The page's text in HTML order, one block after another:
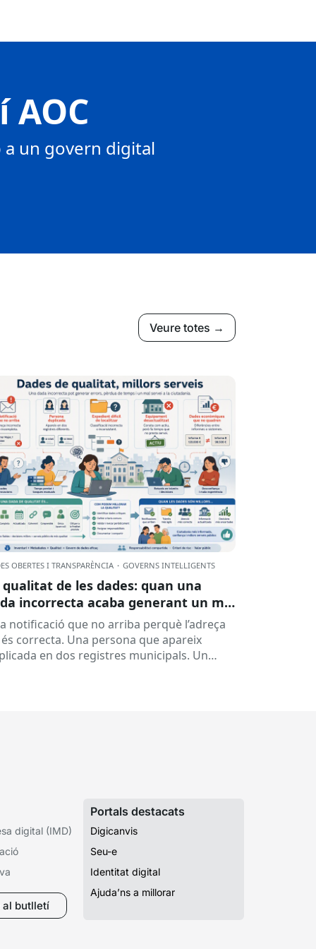
a un govern digital
Veure totes →
OBERTES I TRANSPARÈNCIA · GOVERNS INTEL·LIGENTS
qualitat de les dades: quan una
incorrecta acaba generant un mal
notificació que no arriba perquè l’adreça
correcta. Una persona que apareix
en dos registres municipals. Un
digital (IMD)
butlletí
Portals destacats
Digicanvis
Seu-e
Identitat digital
Ajuda’ns a millorar